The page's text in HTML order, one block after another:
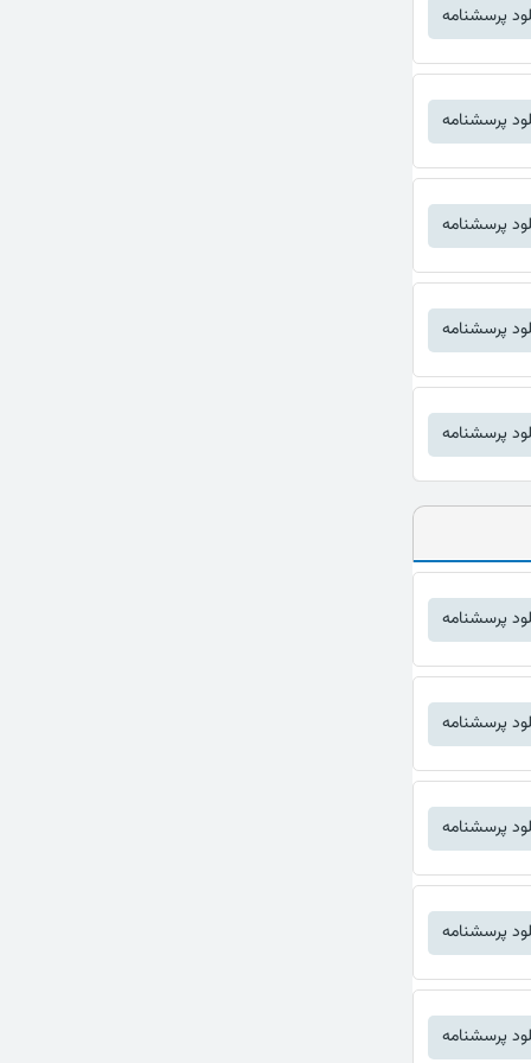
پرسشنامه
پرسشنامه
پرسشنامه
پرسشنامه
پرسشنامه
پرسشنامه
پرسشنامه
پرسشنامه
پرسشنامه
پرسشنامه